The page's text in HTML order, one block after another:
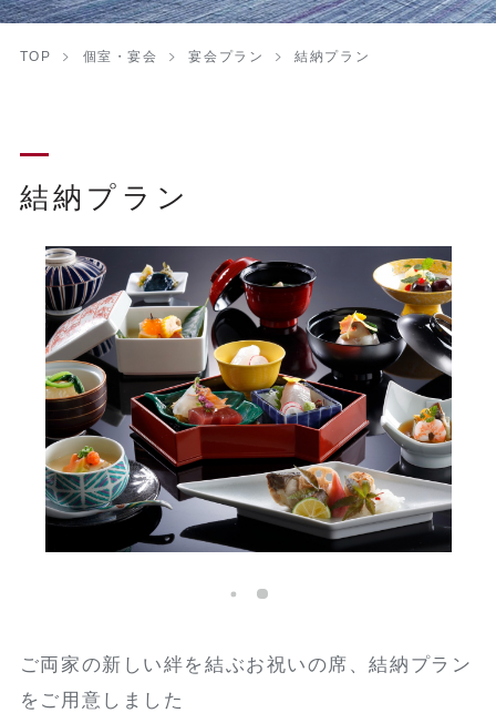
TOP 個室・宴会 宴会プラン 結納プラン
結納プラン
ご両家の新しい絆を結ぶお祝いの席、結納プラン
をご用意しました